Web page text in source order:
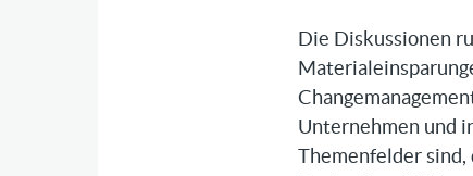
Die Diskussionen
Unternehmen und
Themenfelder